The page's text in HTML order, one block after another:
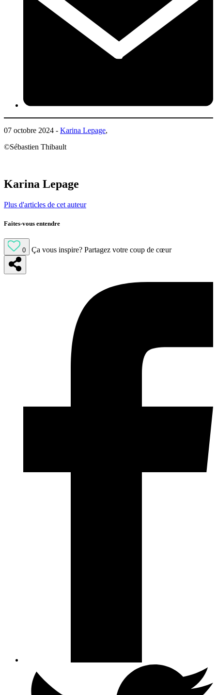
07 octobre 2024 - Karina Lepage,
©Sébastien Thibault
Karina Lepage
Plus d'articles de cet auteur
Faites-vous entendre
0 Ça vous inspire? Partagez votre coup de cœur